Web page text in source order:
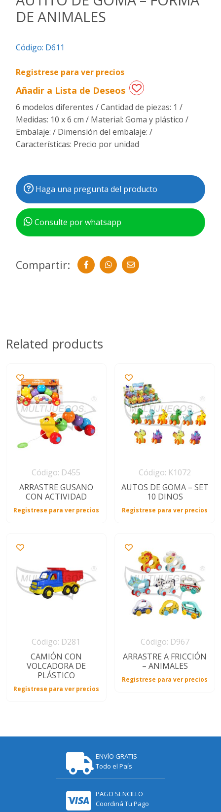
Regalos
especiales
DE ANIMALES
Código: D611
Registrese para ver precios
Añadir a Lista de Deseos
6 modelos diferentes / Cantidad de piezas: 1 /
Medidas: 10 x 6 cm / Material: Goma y plástico /
Embalaje: / Dimensión del embalaje: /
Características: Precio por unidad
Haga una pregunta del producto
Consulte por whatsapp
Compartir:
Related products
Código: D455
ARRASTRE GUSANO
CON ACTIVIDAD
Registrese para ver precios
Código: K1072
AUTOS DE GOMA – SET
10 DINOS
Registrese para ver precios
Código: D281
CAMIÓN CON
VOLCADORA DE
PLÁSTICO
Registrese para ver precios
Código: D967
ARRASTRE A FRICCIÓN
– ANIMALES
Registrese para ver precios
ENVÍO GRATIS
Todo el País
PAGO SENCILLO
Coordiná Tu Pago